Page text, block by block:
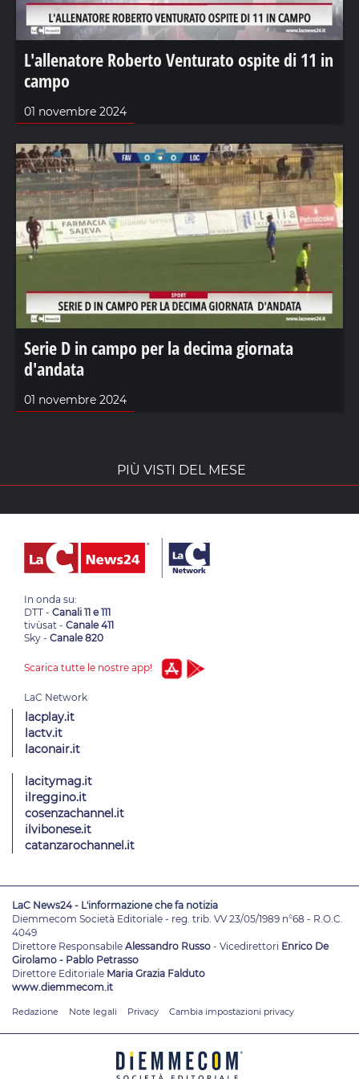
L'allenatore Roberto Venturato ospite di 11 in
campo
01 novembre 2024
Serie D in campo per la decima giornata
d'andata
01 novembre 2024
PIÙ VISTI DEL MESE
In onda su:
DTT - Canali 11 e 111
tivùsat - Canale 411
Sky - Canale 820
Scarica tutte le nostre app!
lacplay.it
lactv.it
laconair.it
lacitymag.it
ilreggino.it
cosenzachannel.it
ilvibonese.it
catanzarochannel.it
LaC News24 - L'informazione che fa notizia
Diemmecom Società Editoriale - reg. trib. VV 23/05/1989 n°68 - R.O.C.
4049
Direttore Responsabile Alessandro Russo - Vicedirettori Enrico De
Girolamo - Pablo Petrasso
Direttore Editoriale Maria Grazia Falduto
www.diemmecom.it
Redazione Note legali Privacy Cambia impostazioni privacy